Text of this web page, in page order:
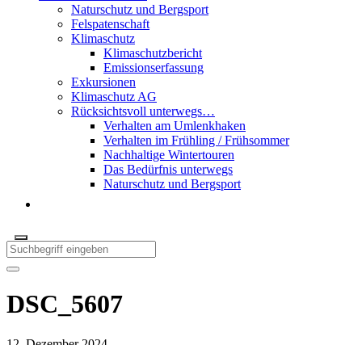
Naturschutz und Bergsport
Felspatenschaft
Klimaschutz
Klimaschutzbericht
Emissionserfassung
Exkursionen
Klimaschutz AG
Rücksichtsvoll unterwegs…
Verhalten am Umlenkhaken
Verhalten im Frühling / Frühsommer
Nachhaltige Wintertouren
Das Bedürfnis unterwegs
Naturschutz und Bergsport
DSC_5607